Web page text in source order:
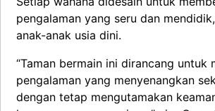
pengalaman yang seru dan
anak-anak usia dini.
“Taman bermain ini dirancang untuk
pengalaman yang menyenangkan
dengan tetap mengutamakan